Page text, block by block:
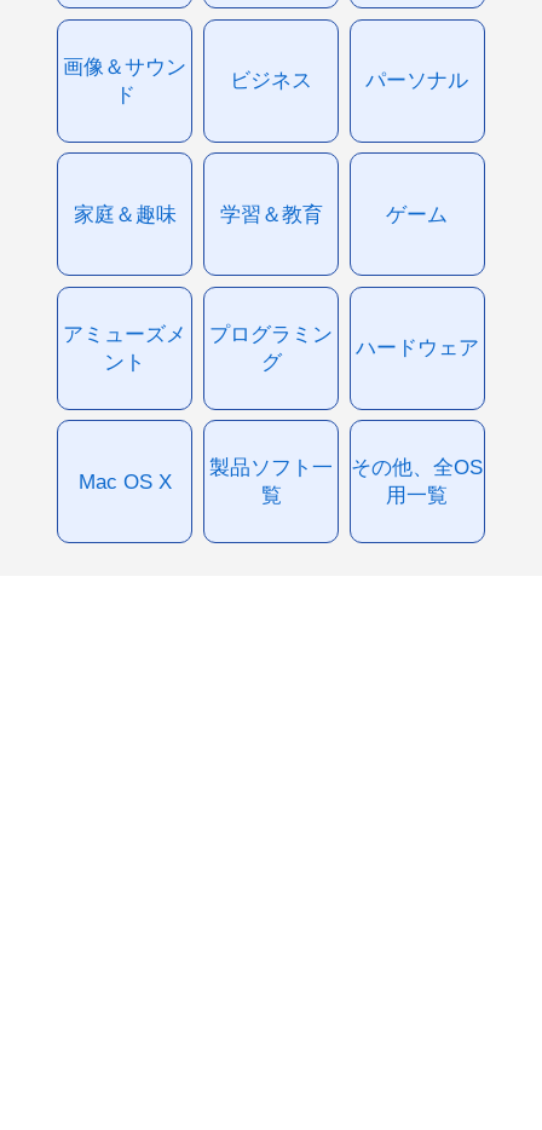
画像＆サウン
ド
ビジネス パーソナル
家庭＆趣味 学習＆教育 ゲーム
アミューズメ
ント
プログラミン
グ
ハードウェア
Mac OS X
製品ソフト一
覧
その他、全OS
用一覧